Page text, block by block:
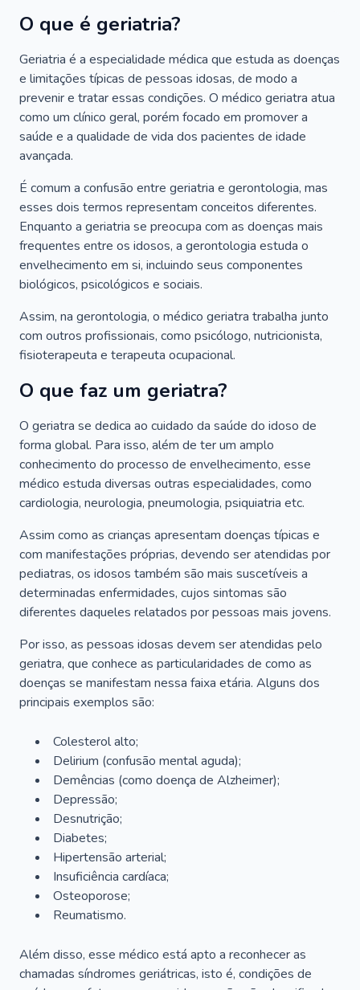
O que é geriatria?
Geriatria é a especialidade médica que estuda as doenças
e limitações típicas de pessoas idosas, de modo a
prevenir e tratar essas condições. O médico geriatra atua
como um clínico geral, porém focado em promover a
saúde e a qualidade de vida dos pacientes de idade
avançada.
É comum a confusão entre geriatria e gerontologia, mas
esses dois termos representam conceitos diferentes.
Enquanto a geriatria se preocupa com as doenças mais
frequentes entre os idosos, a gerontologia estuda o
envelhecimento em si, incluindo seus componentes
biológicos, psicológicos e sociais.
Assim, na gerontologia, o médico geriatra trabalha junto
com outros profissionais, como psicólogo, nutricionista,
fisioterapeuta e terapeuta ocupacional.
O que faz um geriatra?
O geriatra se dedica ao cuidado da saúde do idoso de
forma global. Para isso, além de ter um amplo
conhecimento do processo de envelhecimento, esse
médico estuda diversas outras especialidades, como
cardiologia, neurologia, pneumologia, psiquiatria etc.
Assim como as crianças apresentam doenças típicas e
com manifestações próprias, devendo ser atendidas por
pediatras, os idosos também são mais suscetíveis a
determinadas enfermidades, cujos sintomas são
diferentes daqueles relatados por pessoas mais jovens.
Por isso, as pessoas idosas devem ser atendidas pelo
geriatra, que conhece as particularidades de como as
doenças se manifestam nessa faixa etária. Alguns dos
principais exemplos são:
Colesterol alto;
Delirium (confusão mental aguda);
Demências (como doença de Alzheimer);
Depressão;
Desnutrição;
Diabetes;
Hipertensão arterial;
Insuficiência cardíaca;
Osteoporose;
Reumatismo.
Além disso, esse médico está apto a reconhecer as
chamadas síndromes geriátricas, isto é, condições de